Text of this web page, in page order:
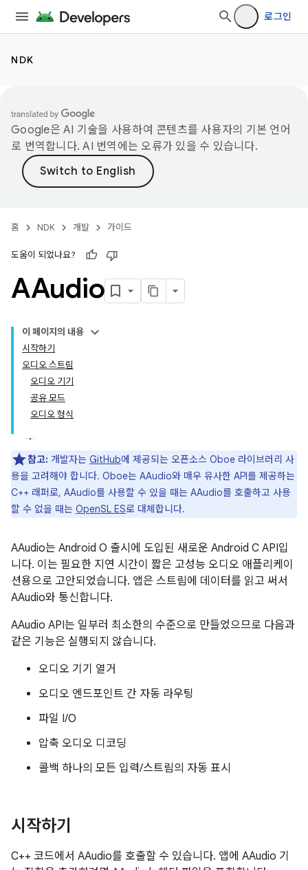
로그인
NDK
Google은 AI 기술을 사용하여 콘텐츠를 사용자의 기본 언어
로 번역합니다. AI 번역에는 오류가 있을 수 있습니다.
홈 NDK 개발 가이드
도움이 되었나요?
AAudio
이 페이지의 내용
시작하기
오디오 스트림
오디오 기기
공유 모드
오디오 형식
참고: 개발자는 GitHub에 제공되는 오픈소스 Oboe 라이브러리 사
용을 고려해야 합니다. Oboe는 AAudio와 매우 유사한 API를 제공하는
C++ 래퍼로, AAudio를 사용할 수 있을 때는 AAudio를 호출하고 사용
할 수 없을 때는 OpenSL ES로 대체합니다.
AAudio는 Android O 출시에 도입된 새로운 Android C API입
니다. 이는 필요한 지연 시간이 짧은 고성능 오디오 애플리케이
션용으로 고안되었습니다. 앱은 스트림에 데이터를 읽고 써서
AAudio와 통신합니다.
AAudio API는 일부러 최소한의 수준으로 만들었으므로 다음과
같은 기능은 실행되지 않습니다.
오디오 기기 열거
오디오 엔드포인트 간 자동 라우팅
파일 I/O
압축 오디오 디코딩
콜백 하나의 모든 입력/스트림의 자동 표시
시작하기
C++ 코드에서 AAudio를 호출할 수 있습니다. 앱에 AAudio 기